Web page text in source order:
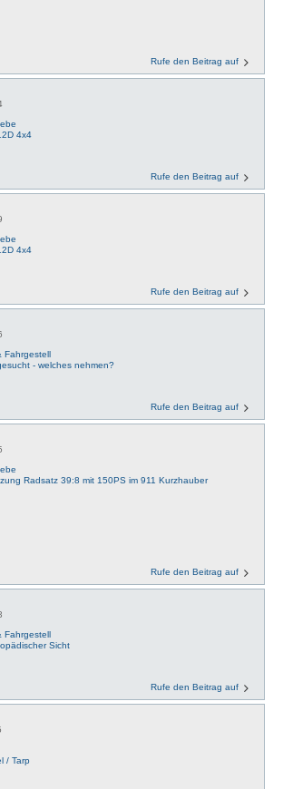
Rufe den Beitrag auf
4x4
Rufe den Beitrag auf
4x4
Rufe den Beitrag auf
Fahrgestell
- welches nehmen?
Rufe den Beitrag auf
Radsatz 39:8 mit 150PS im 911 Kurzhauber
Rufe den Beitrag auf
Fahrgestell
Sicht
Rufe den Beitrag auf
/ Tarp